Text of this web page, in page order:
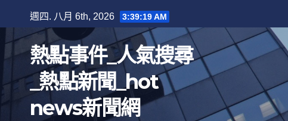
至
內
週四. 八月 6th, 2026 3:39:20 AM
熱點事件_人氣搜尋
_熱點新聞_hot
news新聞網